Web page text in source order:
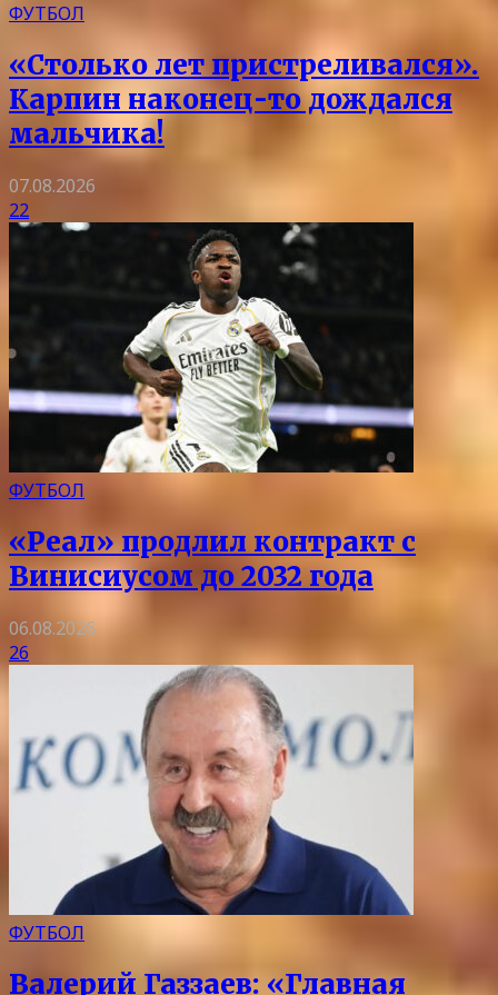
ФУТБОЛ
«Столько лет пристреливался».
Карпин наконец-то дождался
мальчика!
07.08.2026
22
ФУТБОЛ
«Реал» продлил контракт с
Винисиусом до 2032 года
06.08.2026
26
ФУТБОЛ
Валерий Газзаев: «Главная